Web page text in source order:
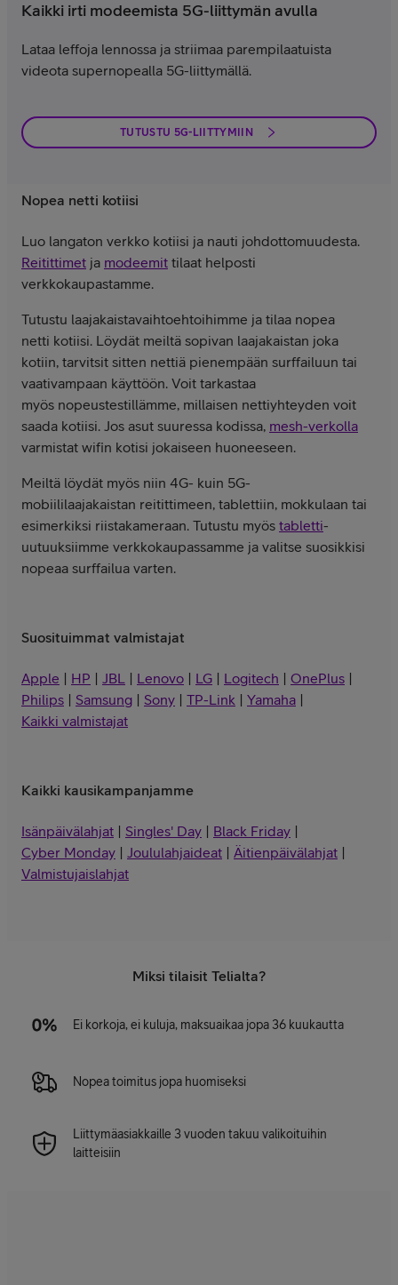
Kaikki irti modeemista 5G-liittymän avulla
Lataa leffoja lennossa ja striimaa parempilaatuista
videota supernopealla 5G-liittymällä.
TUTUSTU 5G-LIITTYMIIN
Nopea netti kotiisi
Luo langaton verkko kotiisi ja nauti johdottomuudesta.
Reitittimet ja modeemit tilaat helposti
verkkokaupastamme.
Tutustu laajakaistavaihtoehtoihimme ja tilaa nopea
netti kotiisi. Löydät meiltä sopivan laajakaistan joka
kotiin, tarvitsit sitten nettiä pienempään surffailuun tai
vaativampaan käyttöön. Voit tarkastaa
myös nopeustestillämme, millaisen nettiyhteyden voit
saada kotiisi. Jos asut suuressa kodissa, mesh-verkolla
varmistat wifin kotisi jokaiseen huoneeseen.
Meiltä löydät myös niin 4G- kuin 5G-
mobiililaajakaistan reitittimeen, tablettiin, mokkulaan tai
esimerkiksi riistakameraan. Tutustu myös tabletti-
uutuuksiimme verkkokaupassamme ja valitse suosikkisi
nopeaa surffailua varten.
Suosituimmat valmistajat
Apple | HP | JBL | Lenovo | LG | Logitech | OnePlus |
Philips | Samsung | Sony | TP-Link | Yamaha |
Kaikki valmistajat
Kaikki kausikampanjamme
Isänpäivälahjat | Singles' Day | Black Friday |
Cyber Monday | Joululahjaideat | Äitienpäivälahjat |
Valmistujaislahjat
Miksi tilaisit Telialta?
Ei korkoja, ei kuluja, maksuaikaa jopa 36 kuukautta
Nopea toimitus jopa huomiseksi
Liittymäasiakkaille 3 vuoden takuu valikoituihin
laitteisiin